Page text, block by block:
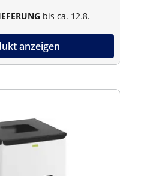
bis ca. 12.8.
anzeigen